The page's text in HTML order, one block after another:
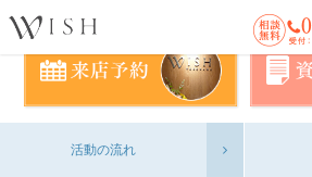
活動の流れ